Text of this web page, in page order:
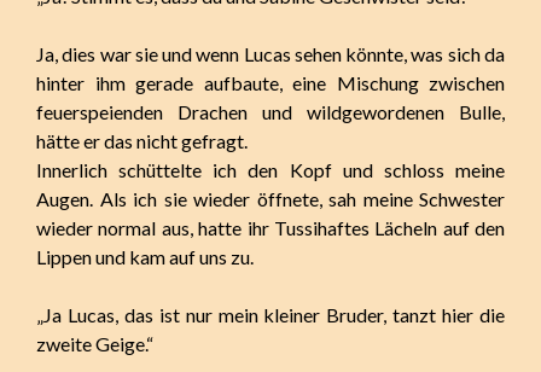
Ja, dies war sie und wenn Lucas sehen könnte, was sich da
hinter ihm gerade aufbaute, eine Mischung zwischen
feuerspeienden Drachen und wildgewordenen Bulle,
hätte er das nicht gefragt.
Innerlich schüttelte ich den Kopf und schloss meine
Augen. Als ich sie wieder öffnete, sah meine Schwester
wieder normal aus, hatte ihr Tussihaftes Lächeln auf den
Lippen und kam auf uns zu.
„Ja Lucas, das ist nur mein kleiner Bruder, tanzt hier die
zweite Geige.“